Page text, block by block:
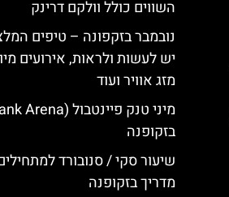
השווים כולל וולקם דרינק
נובמבר בזקפונה – טיפים
יש לעשות ולראות, אירועים
מזג אוויר ועוד
בזקופנה
שיעור סקי / סנובורד
מדריך בזקופנה